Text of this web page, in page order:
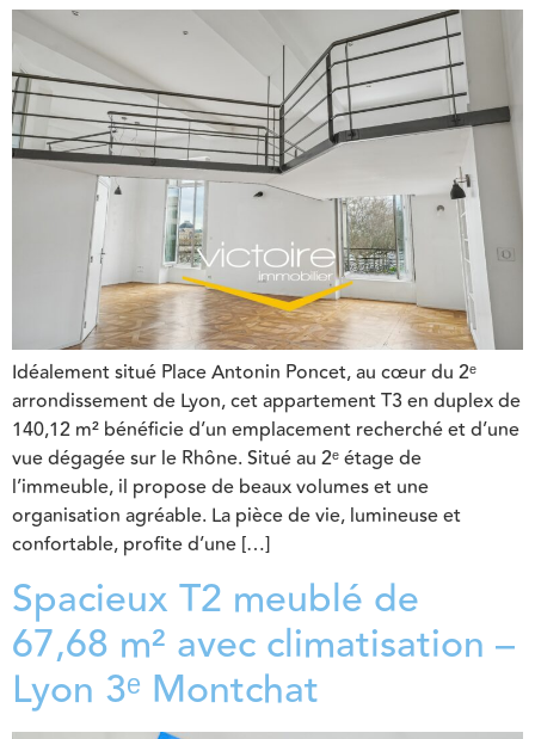
Idéalement situé Place Antonin Poncet, au cœur du 2ᵉ
arrondissement de Lyon, cet appartement T3 en duplex de
140,12 m² bénéficie d’un emplacement recherché et d’une
vue dégagée sur le Rhône. Situé au 2ᵉ étage de
l’immeuble, il propose de beaux volumes et une
organisation agréable. La pièce de vie, lumineuse et
confortable, profite d’une […]
Spacieux T2 meublé de
67,68 m² avec climatisation –
Lyon 3ᵉ Montchat